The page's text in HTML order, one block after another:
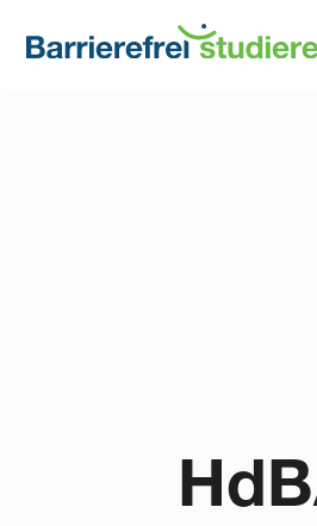
zum
Inhalt